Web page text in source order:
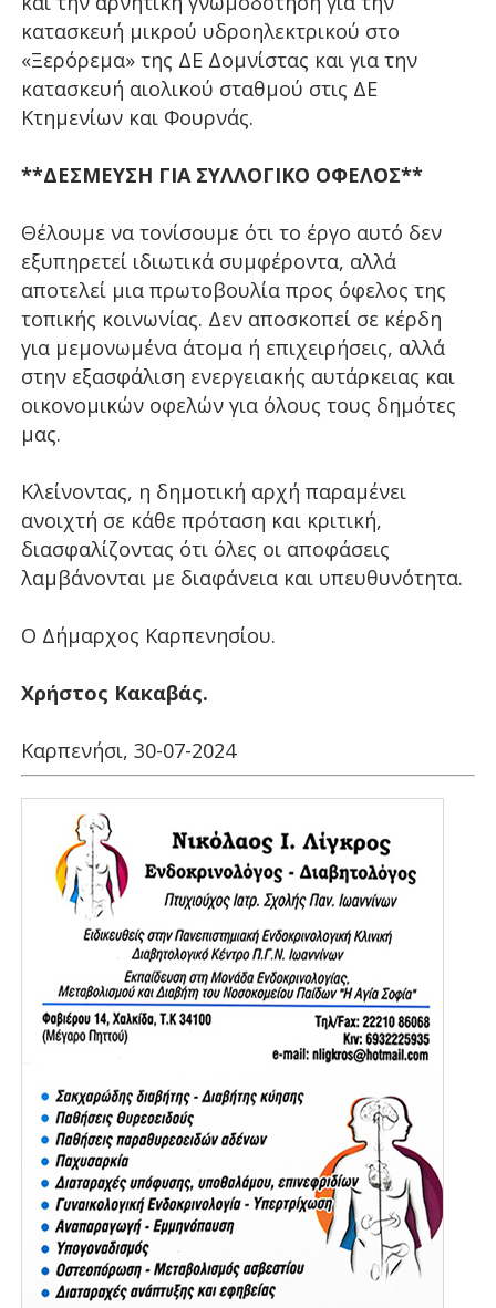
κατασκευή μικρού υδροηλεκτρικού στο
«Ξερόρεμα» της ΔΕ Δομνίστας και για την
κατασκευή αιολικού σταθμού στις ΔΕ
Κτημενίων και Φουρνάς.
**ΔΕΣΜΕΥΣΗ ΓΙΑ ΣΥΛΛΟΓΙΚΟ ΟΦΕΛΟΣ**
Θέλουμε να τονίσουμε ότι το έργο αυτό δεν
εξυπηρετεί ιδιωτικά συμφέροντα, αλλά
αποτελεί μια πρωτοβουλία προς όφελος της
τοπικής κοινωνίας. Δεν αποσκοπεί σε κέρδη
για μεμονωμένα άτομα ή επιχειρήσεις, αλλά
στην εξασφάλιση ενεργειακής αυτάρκειας και
οικονομικών οφελών για όλους τους δημότες
μας.
Κλείνοντας, η δημοτική αρχή παραμένει
ανοιχτή σε κάθε πρόταση και κριτική,
διασφαλίζοντας ότι όλες οι αποφάσεις
λαμβάνονται με διαφάνεια και υπευθυνότητα.
Ο Δήμαρχος Καρπενησίου.
Χρήστος Κακαβάς.
Καρπενήσι, 30-07-2024